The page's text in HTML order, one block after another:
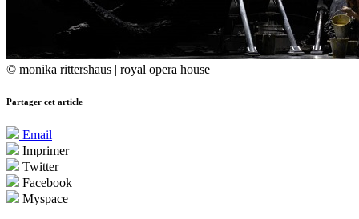
© monika rittershaus | royal opera house
Partager cet article
Email
Imprimer
Twitter
Facebook
Myspace